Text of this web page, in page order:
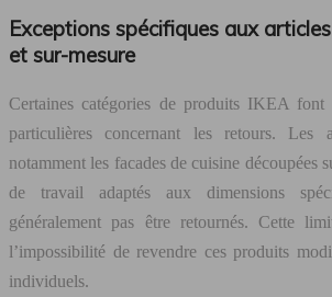
Exceptions spécifiques aux
et sur-mesure
Certaines catégories de produits IKEA font
particulières concernant les retours. Les
notamment les facades de cuisine découpées
de travail adaptés aux dimensions
généralement pas être retournés. Cette
l’impossibilité de revendre ces produits
individuels.